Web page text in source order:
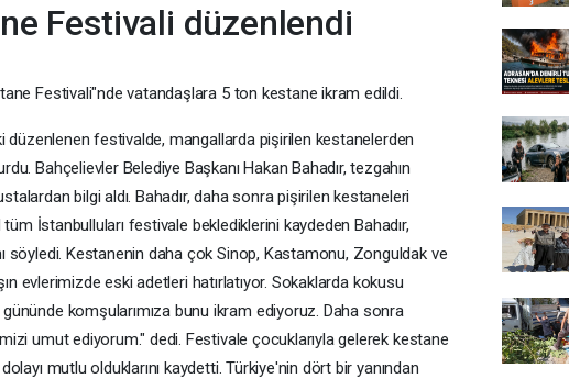
Festivali düzenlendi
Festivali"nde vatandaşlara 5 ton kestane ikram edildi.
düzenlenen festivalde, mangallarda pişirilen kestanelerden
Bahçelievler Belediye Başkanı Hakan Bahadır, tezgahın
bilgi aldı. Bahadır, daha sonra pişirilen kestaneleri
İstanbulluları festivale beklediklerini kaydeden Bahadır,
söyledi. Kestanenin daha çok Sinop, Kastamonu, Zonguldak ve
evlerimizde eski adetleri hatırlatıyor. Sokaklarda kokusu
komşularımıza bunu ikram ediyoruz. Daha sonra
umut ediyorum." dedi. Festivale çocuklarıyla gelerek kestane
mutlu olduklarını kaydetti. Türkiye'nin dört bir yanından